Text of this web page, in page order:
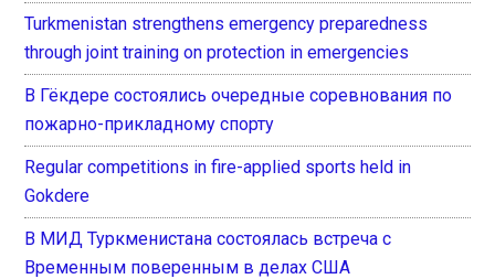
Turkmenistan strengthens emergency preparedness
through joint training on protection in emergencies
В Гёкдере состоялись очередные соревнования по
пожарно-прикладному спорту
Regular competitions in fire-applied sports held in
Gokdere
В МИД Туркменистана состоялась встреча с
Временным поверенным в делах США